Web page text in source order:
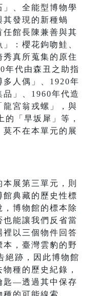
、全能型博物學
發現的新種蝸
館長陳兼善與其
：櫻花鉤吻鮭、
真所蒐集的原住
年代由森丑之助指
人偶」、1920年
」、1960年代造
宮翁戎螺」，與
的「早坂犀」等，
不在本單元的展
展第三單元，則
典藏的歷史性標
博物館的標本除
能讓我們反省當
以三個物件回答
，臺灣雲豹的野
絕跡，因此博物館
種的歷史紀錄，
匙—透過其中保存
的可能線索。